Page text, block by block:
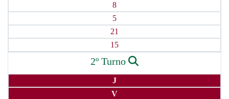
8
5
21
15
2º Turno
J
V